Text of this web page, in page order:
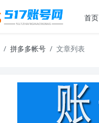
首页
拼多多帐号 文章列表